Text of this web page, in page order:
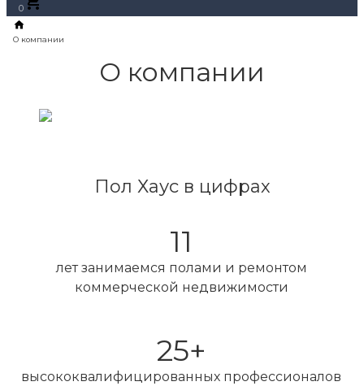
0
О компании
Пол Хаус в цифрах
11
лет занимаемся полами и ремонтом
коммерческой недвижимости
25+
высококвалифицированных профессионалов